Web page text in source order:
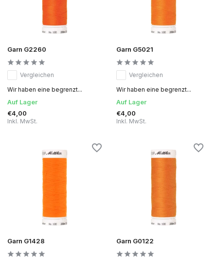
Garn G2260
Vergleichen
Wir haben eine begrenzt...
Auf Lager
€4,00
Inkl. MwSt.
Garn G5021
Vergleichen
Wir haben eine begrenzt...
Auf Lager
€4,00
Inkl. MwSt.
Garn G1428 Garn G0122